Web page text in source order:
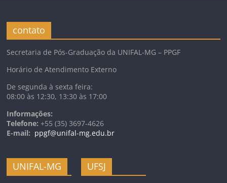
contato
Secretaria de Pós-Graduação da UNIFAL-MG – PPGF
Horário de Atendimento Externo
De segunda à sexta feira:
08:00 às 12:30, 13:30 às 17:00
Informações:
Telefone: +55 (35) 3697-4626
E-mail: ppgf@unifal-mg.edu.br
UNIFAL-MG UFSJ